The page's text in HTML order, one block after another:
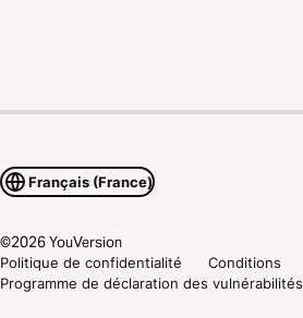
Français (France)
©2026YouVersion
Politique de confidentialité
Conditions
Programme de déclaration des vulnérabilités